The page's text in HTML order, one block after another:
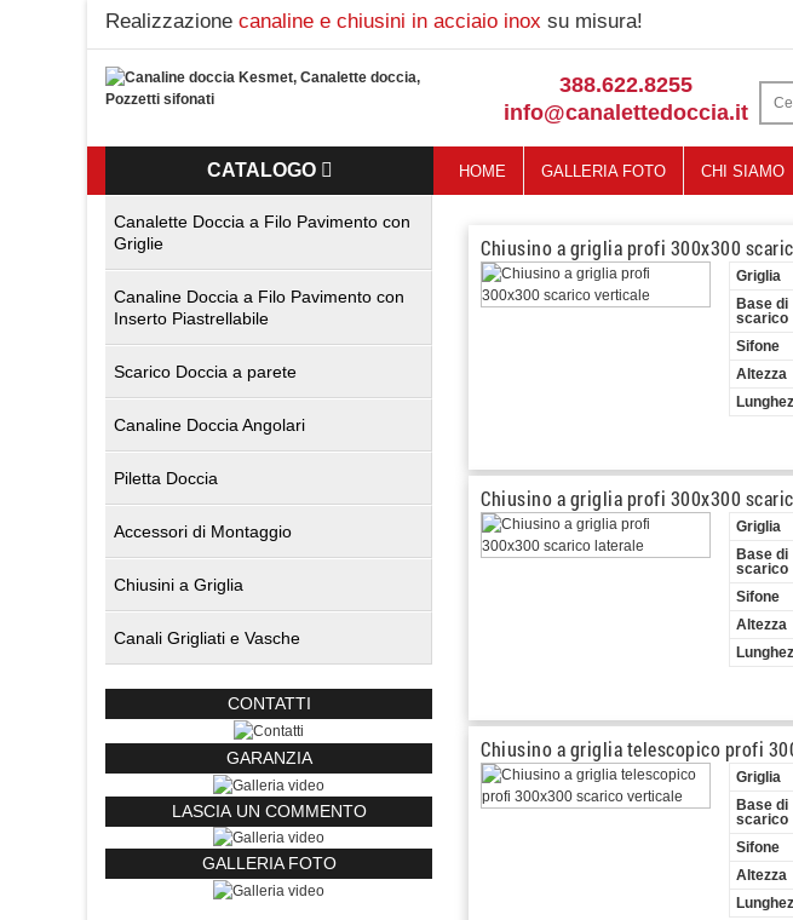
Realizzazione canaline e chiusini in acciaio inox su misura!
388.622.8255
info@canalettedoccia.it
CATALOGO HOME GALLERIA FOTO CHI SIAMO
Canalette Doccia a Filo Pavimento con
Griglie
Canaline Doccia a Filo Pavimento con
Inserto Piastrellabile
Scarico Doccia a parete
Canaline Doccia Angolari
Piletta Doccia
Accessori di Montaggio
Chiusini a Griglia
Canali Grigliati e Vasche
CONTATTI
GARANZIA
LASCIA UN COMMENTO
GALLERIA FOTO
Chiusino a griglia profi 300x300
Griglia
Base di
scarico
Sifone
Altezza
Chiusino a griglia profi 300x300
Griglia
Base di
scarico
Sifone
Altezza
Chiusino a griglia telescopico profi
Griglia
Base di
scarico
Sifone
Altezza